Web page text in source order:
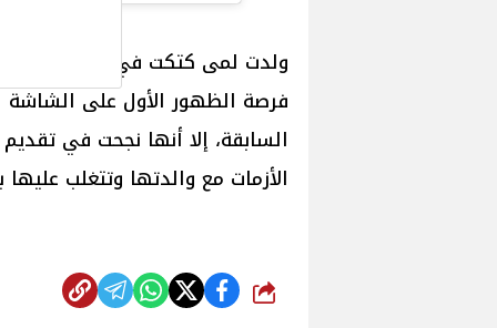
ولدت لمى كتكت في عائلة فنية
السابقة، إلا أنها نجحت في
الأزمات مع والدتها وتتغلب
شارك